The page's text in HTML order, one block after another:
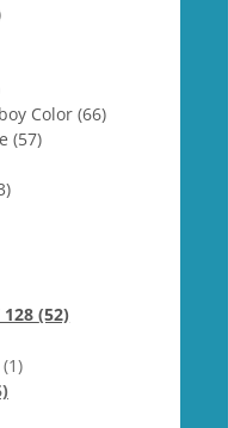
Color(66)
(57)
128(52)
(1)